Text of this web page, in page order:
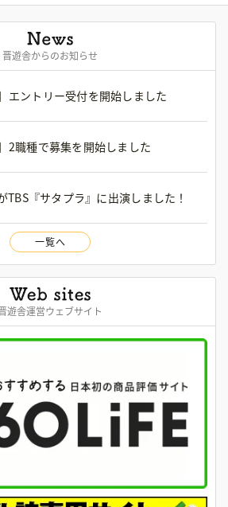
晋遊舎からのお知らせ
エントリー受付を開始しました
2職種で募集を開始しました
TBS『サタプラ』に出演しました！
一覧へ
遊舎運営ウェブサイト